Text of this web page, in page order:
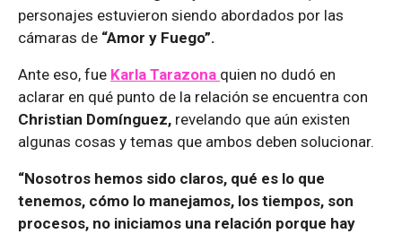
personajes estuvieron siendo abordados por las
cámaras de “Amor y Fuego”.
Ante eso, fue Karla Tarazona quien no dudó en
aclarar en qué punto de la relación se encuentra con
Christian Domínguez, revelando que aún existen
algunas cosas y temas que ambos deben solucionar.
“Nosotros hemos sido claros, qué es lo que
tenemos, cómo lo manejamos, los tiempos, son
procesos, no iniciamos una relación porque hay